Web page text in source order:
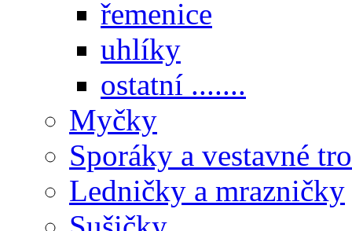
řemenice
uhlíky
ostatní .......
Myčky
Sporáky a vestavné
Ledničky a mrazničky